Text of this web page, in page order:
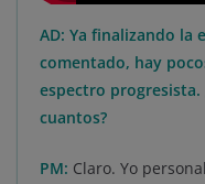
AD: Ya finalizando la
comentado, hay
espectro progresista.
cuantos?
PM: Claro. Yo